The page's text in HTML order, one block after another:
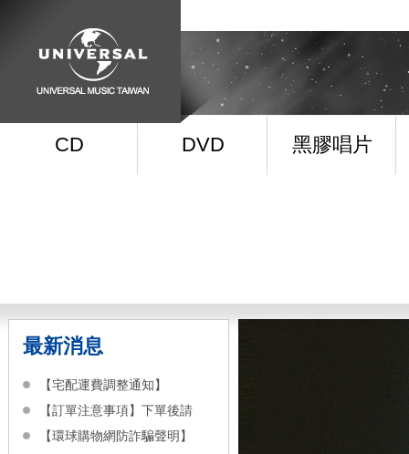
CD DVD 黑膠唱片
最新消息
【宅配運費調整通知】
【訂單注意事項】下單後請
【環球購物網防詐騙聲明】